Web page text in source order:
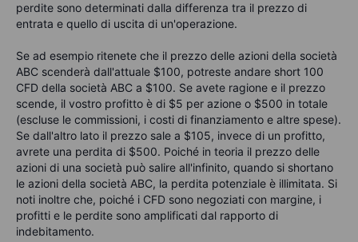
perdite sono determinati dalla differenza tra il prezzo di
entrata e quello di uscita di un'operazione.
Se ad esempio ritenete che il prezzo delle azioni della società
ABC scenderà dall'attuale $100, potreste andare short 100
CFD della società ABC a $100. Se avete ragione e il prezzo
scende, il vostro profitto è di $5 per azione o $500 in totale
(escluse le commissioni, i costi di finanziamento e altre spese).
Se dall'altro lato il prezzo sale a $105, invece di un profitto,
avrete una perdita di $500. Poiché in teoria il prezzo delle
azioni di una società può salire all'infinito, quando si shortano
le azioni della società ABC, la perdita potenziale è illimitata. Si
noti inoltre che, poiché i CFD sono negoziati con margine, i
profitti e le perdite sono amplificati dal rapporto di
indebitamento.